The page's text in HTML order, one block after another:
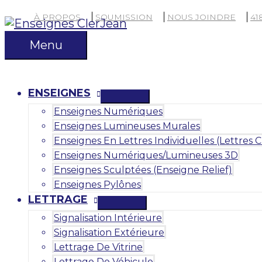
Aller
au
contenu
À PROPOS SOUMISSION NOUS JOINDRE
Menu
Menu
ENSEIGNES
Enseignes Numériques
Enseignes Lumineuses Murales
Enseignes En Lettres Individuelles (Lettres
Enseignes Numériques/lumineuses 3D
Enseignes Sculptées (enseigne Relief)
Enseignes Pylônes
LETTRAGE
Signalisation Intérieure
Signalisation Extérieure
Lettrage De Vitrine